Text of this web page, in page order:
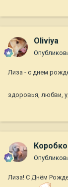
Oliviya
Лиза - с днем
здоровья, любви,
Лиза! С Днём